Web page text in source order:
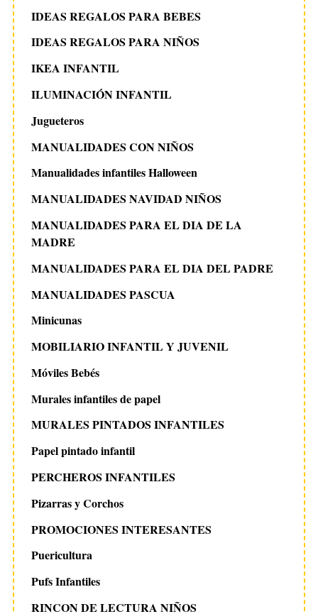
IDEAS REGALOS PARA BEBES
IDEAS REGALOS PARA NIÑOS
IKEA INFANTIL
ILUMINACIÓN INFANTIL
Jugueteros
MANUALIDADES CON NIÑOS
Manualidades infantiles Halloween
MANUALIDADES NAVIDAD NIÑOS
MANUALIDADES PARA EL DIA DE LA
MADRE
MANUALIDADES PARA EL DIA DEL PADRE
MANUALIDADES PASCUA
Minicunas
MOBILIARIO INFANTIL Y JUVENIL
Móviles Bebés
Murales infantiles de papel
MURALES PINTADOS INFANTILES
Papel pintado infantil
PERCHEROS INFANTILES
Pizarras y Corchos
PROMOCIONES INTERESANTES
Puericultura
Pufs Infantiles
RINCON DE LECTURA NIÑOS